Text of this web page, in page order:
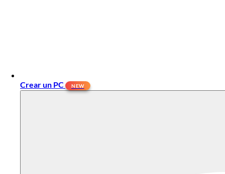
Crear un PC NEW